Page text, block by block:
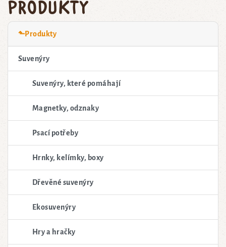
Produkty
⬑Produkty
Suvenýry
Suvenýry, které pomáhají
Magnetky, odznaky
Psací potřeby
Hrnky, kelímky, boxy
Dřevěné suvenýry
Ekosuvenýry
Hry a hračky